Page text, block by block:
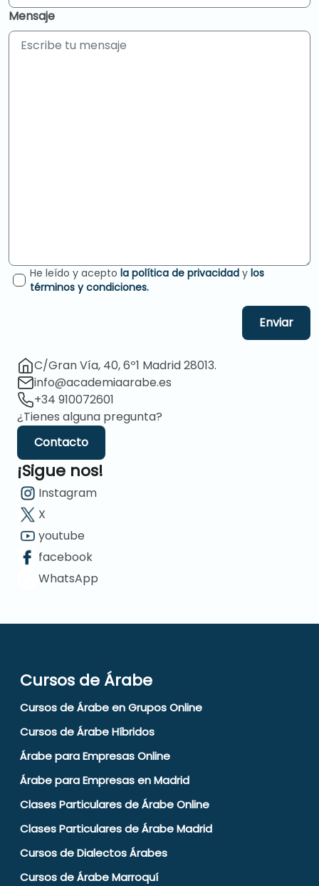
Mensaje
He leído y acepto la política de privacidad y los
términos y condiciones.
Enviar
C/Gran Vía, 40, 6º1 Madrid 28013.
info@academiaarabe.es
+34 910072601
¿Tienes alguna pregunta?
Contacto
¡Sigue nos!
Instagram
X
youtube
facebook
WhatsApp
Cursos de Árabe
Cursos de Árabe en Grupos Online
Cursos de Árabe Híbridos
Árabe para Empresas Online
Árabe para Empresas en Madrid
Clases Particulares de Árabe Online
Clases Particulares de Árabe Madrid
Cursos de Dialectos Árabes
Cursos de Árabe Marroquí